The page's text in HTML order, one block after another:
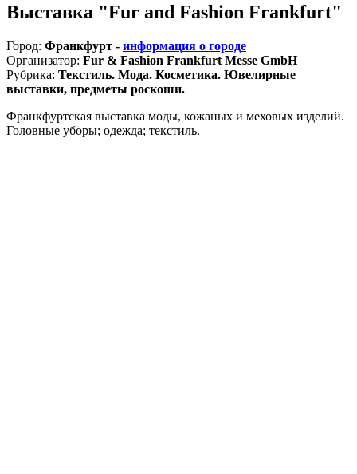
Выставка "Fur and Fashion Frankfurt"
Город: Франкфурт - информация о городе
Организатор: Fur & Fashion Frankfurt Messe GmbH
Рубрика: Текстиль. Мода. Косметика. Ювелирные
выставки, предметы роскоши.
Франкфуртская выставка моды, кожаных и меховых изделий.
Головные уборы; одежда; текстиль.